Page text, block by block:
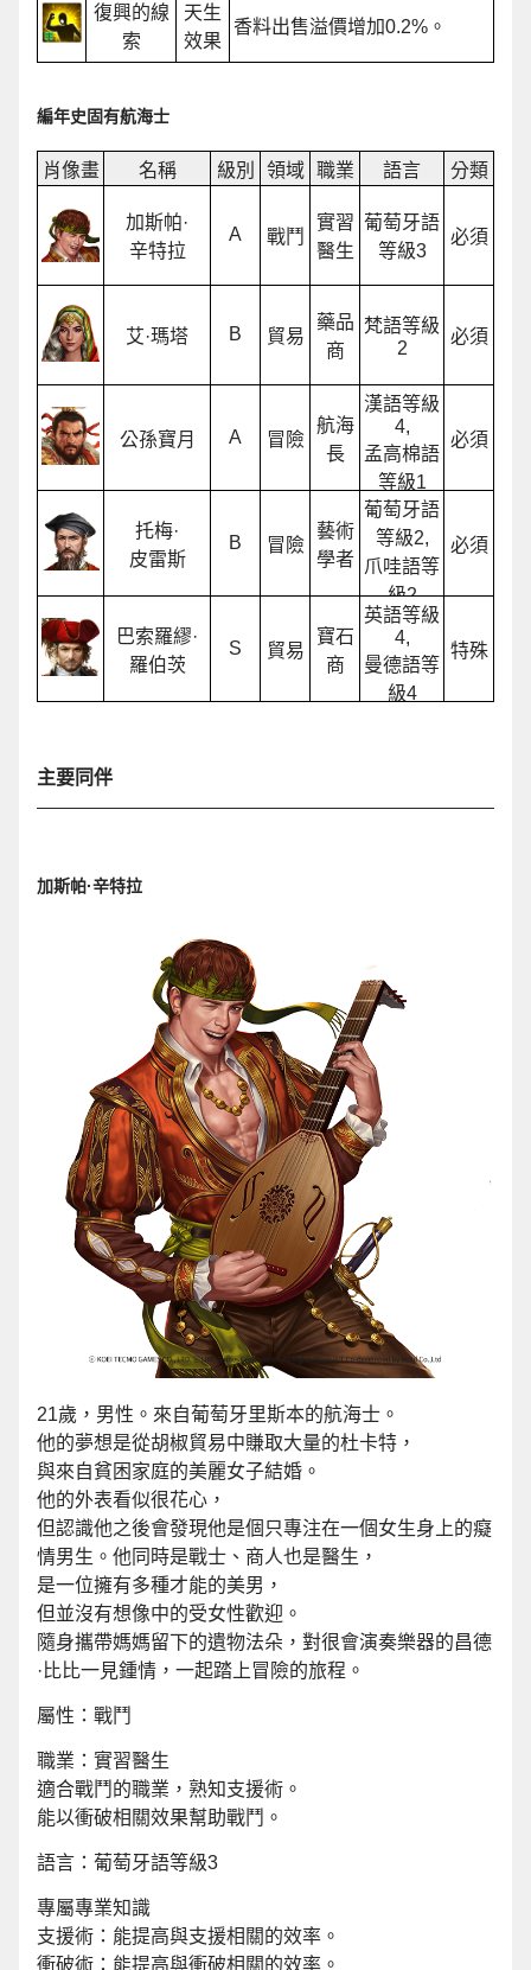
復興的線
索
天生
效果
香料出售溢價增加0.2%。
編年史固有航海士
肖像畫 名稱 級別 領域 職業 語言 分類
加斯帕·
辛特拉
A 戰鬥
實習
醫生
葡萄牙語
等級3
必須
艾·瑪塔 B 貿易
藥品
商
梵語等級
2
必須
公孫寶月 A 冒險
航海
長
漢語等級
4,
孟高棉語
等級1
必須
托梅·
皮雷斯
B 冒險
藝術
學者
葡萄牙語
等級2,
爪哇語等
級2
必須
巴索羅繆·
羅伯茨
S 貿易
寶石
商
英語等級
4,
曼德語等
級4
特殊
主要同伴
加斯帕·辛特拉
21歲，男性。來自葡萄牙里斯本的航海士。
他的夢想是從胡椒貿易中賺取大量的杜卡特，
與來自貧困家庭的美麗女子結婚。
他的外表看似很花心，
但認識他之後會發現他是個只專注在一個女生身上的癡
情男生。他同時是戰士、商人也是醫生，
是一位擁有多種才能的美男，
但並沒有想像中的受女性歡迎。
隨身攜帶媽媽留下的遺物法朵，對很會演奏樂器的昌德
·比比一見鍾情，一起踏上冒險的旅程。
屬性：戰鬥
職業：實習醫生
適合戰鬥的職業，熟知支援術。
能以衝破相關效果幫助戰鬥。
語言：葡萄牙語等級3
專屬專業知識
支援術：能提高與支援相關的效率。
衝破術：能提高與衝破相關的效率。